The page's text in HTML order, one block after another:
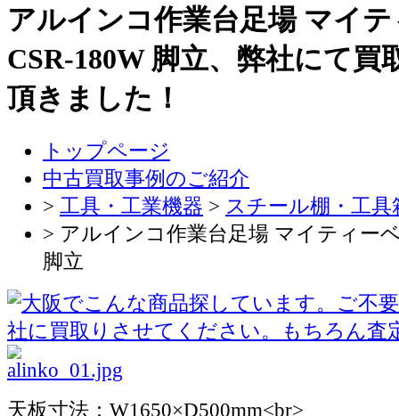
アルインコ作業台足場 マイ
CSR-180W 脚立、弊社にて買
頂きました！
トップページ
中古買取事例のご紹介
> 工具・工業機器> スチール棚・工
> アルインコ作業台足場 マイティー